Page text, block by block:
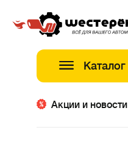
Каталог
Акции и новости